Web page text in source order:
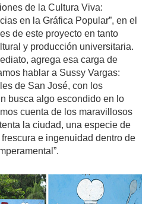
de la Cultura Viva:
en la Gráfica Popular”, en el
de este proyecto en tanto
y producción universitaria.
agrega esa carga de
hablar a Sussy Vargas:
de San José, con los
busca algo escondido en lo
cuenta de los maravillosos
la ciudad, una especie de
e ingenuidad dentro de